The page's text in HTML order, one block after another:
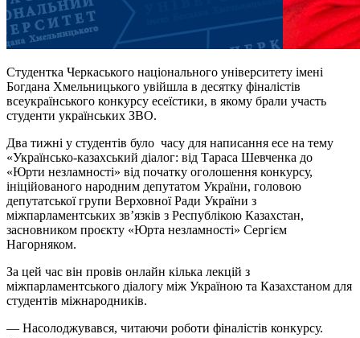
Студентка Черкаського національного університету імені
Богдана Хмельницького увійшла в десятку фіналістів
всеукраїнського конкурсу есеїстики, в якому брали участь
студенти українських ЗВО.
Два тижні у студентів було часу для написання есе на тему
«Українсько-казахський діалог: від Тараса Шевченка до
«Юрти незламності» від початку оголошення конкурсу,
ініційованого народним депутатом України, головою
депутатської групи Верховної Ради України з
міжпарламентських зв’язків з Республікою Казахстан,
засновником проєкту «Юрта незламності» Сергієм
Нагорняком.
За цей час він провів онлайн кілька лекцій з
міжпарламентського діалогу між Україною та Казахстаном для
студентів міжнародників.
— Насолоджувався, читаючи роботи фіналістів конкурсу.